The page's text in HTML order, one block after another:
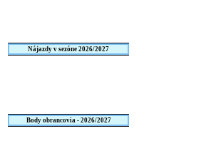
Nájazdy v sezóne 2026/2027
Body obrancovia - 2026/2027